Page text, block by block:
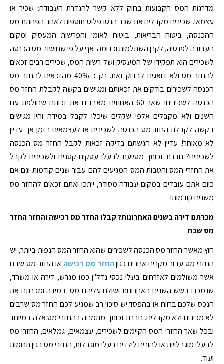
מדרגות המס הקבועות בחוק ללא קשר להגדרת העבודה: שכיר או
עצמאי. שכירים מקבלים את שכר הנטו פלוס תוספות לאחר הפחתת מס
ההכנסה, ביטוח הבריאות, ביטוח לאומי והפרשות המעסיק ומקום
העבודה לפנסיה, לקרן השתלמות וכדומה. אף על פי שחישוב מס הכנסה
לשכירים הוא תפקידו של המעסיק ושל רשות המס, שכירים רבים זכאים
להחזר מס ולא דואגים לבדוק זאת. רק כ-40% מהזכאים להחזר מס
הכנסה לשכירים בודקים את זכאותם ומגישים בקשה לקבלת החזר מס
הכנסה לשכירים! שאר 60 האחוזים מאבדים את זכותם שחולפת עם
השנים ולא מקבלים אלפי שקלים שיכלו לקבל במידה והיו מגישים
בקשה לקבלת החזר מס הכנסה לשכירים או לעצמאים בזמן אך עדיין
לא מאוחר! עדיין לא הגשתם בדיקה זכאות לקבל החזר מס הכנסה
לשכירים? חברת זכותך מסייעת לבעלי עסקים קטנים ולשכירים לקבל
את החזרי המס והטבות המס המגיעים להם עבור שנים קודמות וגם אם
כיום אתם עובדים במקום עבודה מסודר, ייתכן ואתם זכאים להחזר מס
משנים קודמות!
מכרתם דירה בשנים האחרונות? קבלו החזר מס רכישה והחזר החזר
מס שבח
חוץ מאשר החזר מס הכנסה לשכירים שהוא החזר המס הנפות ביותר, יש
החזרי מס עבור מקרים אחרים כגוןהחזר מס רכישה או החזר מס שבח
אשר משולמים לאזרחים בעלי נכסי נדל"ן כמו מגרש, דירה או משרד,
שנמכרו בשש השנים האחרונות ושולם עליהם מס. במידה ומכרתם את
הנכס שלכם ברווח או בהפסד יש סיכוי רב שמגיע לכם החזר מס שרבים
לא מכירים ולא מקבלים. חברת זכותך מתמחה בהחזרי מס אלה במיוחד
ובכל שאר החזרי המס הקיימים לשכירים, עצמאים, גמלאים, החזרי מס
לבעלי מוגבלויות או להורים לילדים בעלי מוגבלות, החזרי מס בגין תרומות
ועוד.